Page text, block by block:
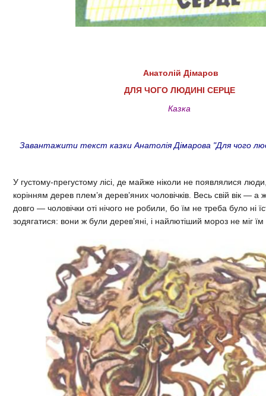
Анатолій Дімаров
ДЛЯ ЧОГО ЛЮДИНІ СЕРЦЕ
Казка
Завантажити текст казки Анатолія Дімарова "Для чого
У густому-прегустому лісі, де майже ніколи не появлялися
корінням дерев плем’я дерев’яних чоловічків. Весь свій вік —
довго — чоловічки оті нічого не робили, бо їм не треба було ні
зодягатися: вони ж були дерев’яні, і найлютіший мороз не міг